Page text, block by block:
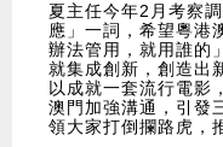
夏主任今年2月考察
應」一詞，希望粵港
辦法管用，就用誰的
就集成創新，創造出
以成就一套流行電影
澳門加強溝通，引發
領大家打倒攔路虎，